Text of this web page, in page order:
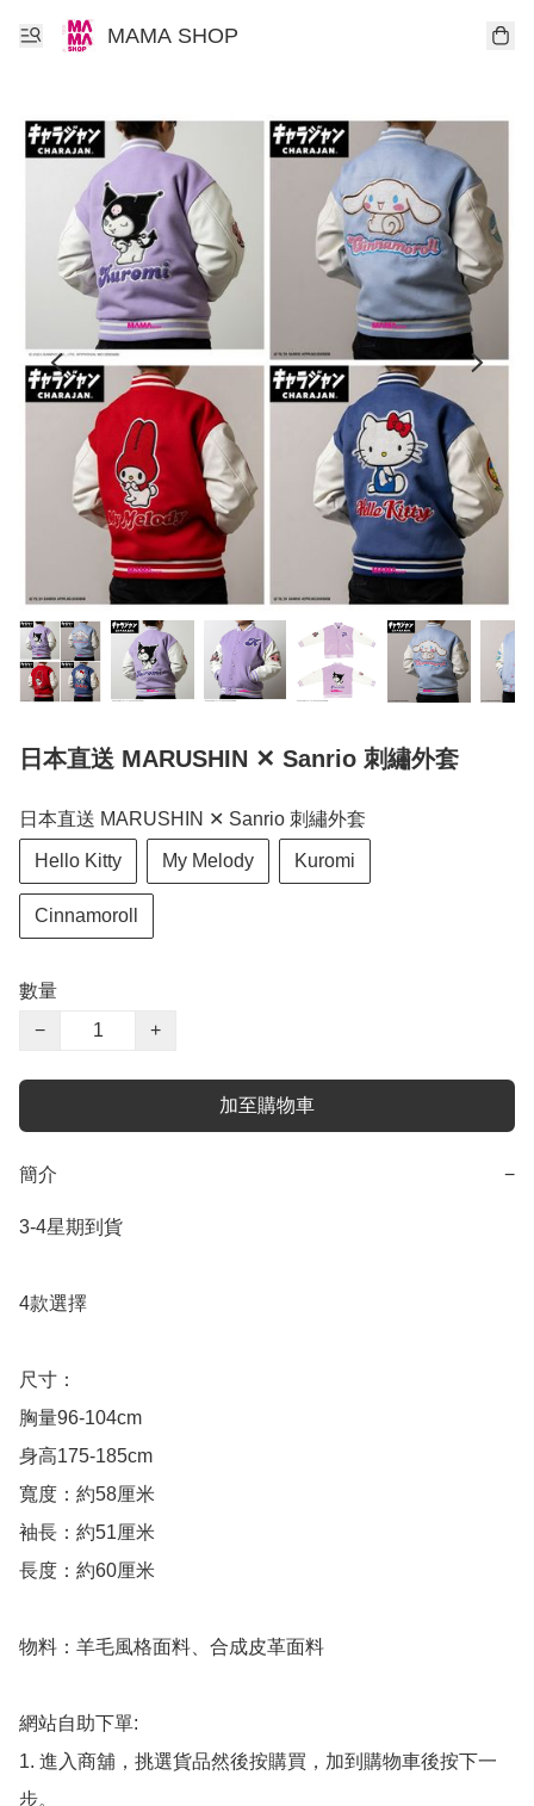
MAMA SHOP
日本直送 MARUSHIN ✕ Sanrio 刺繡外套
日本直送 MARUSHIN ✕ Sanrio 刺繡外套
Hello Kitty My Melody Kuromi
Cinnamoroll
數量
−
+
加至購物車
簡介 −
3-4星期到貨
4款選擇
尺寸：
胸量96-104cm
身高175-185cm
寬度：約58厘米
袖長：約51厘米
長度：約60厘米
物料：羊毛風格面料、合成皮革面料
網站自助下單:
1. 進入商舖，挑選貨品然後按購買，加到購物車後按下一
步。